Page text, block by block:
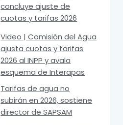
concluye ajuste de
cuotas y tarifas 2026
Video | Comisión del Agua
ajusta cuotas y tarifas
2026 al INPP y avala
esquema de Interapas
Tarifas de agua no
subirán en 2026, sostiene
director de SAPSAM